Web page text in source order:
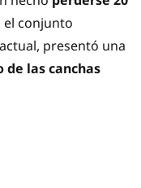
el conjunto
presentó una
las canchas